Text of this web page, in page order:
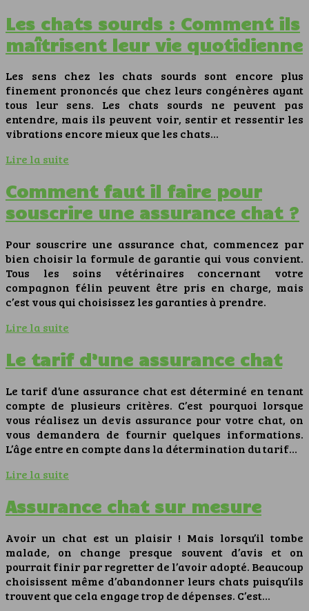
Les chats sourds : Comment ils
maîtrisent leur vie quotidienne
Les sens chez les chats sourds sont encore plus
finement prononcés que chez leurs congénères ayant
tous leur sens. Les chats sourds ne peuvent pas
entendre, mais ils peuvent voir, sentir et ressentir les
vibrations encore mieux que les chats…
Lire la suite
Comment faut il faire pour
souscrire une assurance chat ?
Pour souscrire une assurance chat, commencez par
bien choisir la formule de garantie qui vous convient.
Tous les soins vétérinaires concernant votre
compagnon félin peuvent être pris en charge, mais
c’est vous qui choisissez les garanties à prendre.
Lire la suite
Le tarif d’une assurance chat
Le tarif d’une assurance chat est déterminé en tenant
compte de plusieurs critères. C’est pourquoi lorsque
vous réalisez un devis assurance pour votre chat, on
vous demandera de fournir quelques informations.
L’âge entre en compte dans la détermination du tarif…
Lire la suite
Assurance chat sur mesure
Avoir un chat est un plaisir ! Mais lorsqu’il tombe
malade, on change presque souvent d’avis et on
pourrait finir par regretter de l’avoir adopté. Beaucoup
choisissent même d’abandonner leurs chats puisqu’ils
trouvent que cela engage trop de dépenses. C’est…